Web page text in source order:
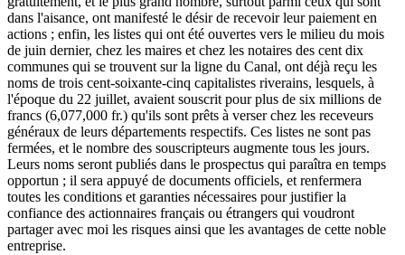
dans l'aisance, ont manifesté le désir de recevoir leur paiement en
actions ; enfin, les listes qui ont été ouvertes vers le milieu du mois
de juin dernier, chez les maires et chez les notaires des cent dix
communes qui se trouvent sur la ligne du Canal, ont déjà reçu les
noms de trois cent-soixante-cinq capitalistes riverains, lesquels, à
l'époque du 22 juillet, avaient souscrit pour plus de six millions de
francs (6,077,000 fr.) qu'ils sont prêts à verser chez les receveurs
généraux de leurs départements respectifs. Ces listes ne sont pas
fermées, et le nombre des souscripteurs augmente tous les jours.
Leurs noms seront publiés dans le prospectus qui paraîtra en temps
opportun ; il sera appuyé de documents officiels, et renfermera
toutes les conditions et garanties nécessaires pour justifier la
confiance des actionnaires français ou étrangers qui voudront
partager avec moi les risques ainsi que les avantages de cette noble
entreprise.